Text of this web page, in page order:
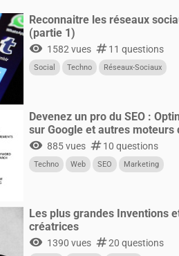
Reconnaitre les réseaux
(partie 1)
visibility 1582 vues numbers11 questions
Social Techno Réseaux-Sociaux
Devenez un pro du SEO :
sur Google et autres moteurs
visibility 885 vues numbers10 questions
Techno Web SEO Marketing
Les plus grandes Inventions
créatrices
visibility 1390 vues numbers20 questions